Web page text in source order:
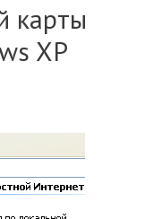
карты
XP